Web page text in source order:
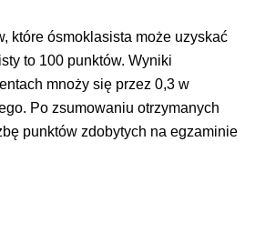
które ósmoklasista może uzyskać
to 100 punktów. Wyniki
mnoży się przez 0,3 w
Po zsumowaniu otrzymanych
punktów zdobytych na egzaminie